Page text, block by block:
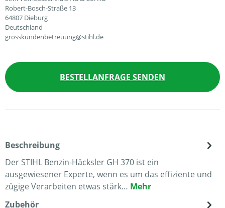
Robert-Bosch-Straße 13
64807 Dieburg
Deutschland
grosskundenbetreuung@stihl.de
BESTELLANFRAGE SENDEN
Beschreibung
Der STIHL Benzin-Häcksler GH 370 ist ein
ausgewiesener Experte, wenn es um das effiziente und
zügige Verarbeiten etwas stärk… Mehr
Zubehör